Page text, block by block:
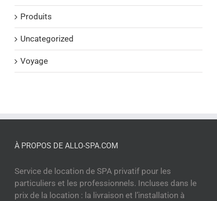
Produits
Uncategorized
Voyage
À PROPOS DE ALLO-SPA.COM
Service de location de SPA privatif pour les
particuliers et les professionnels. Incluses dans le
prix de la location : la livraison et l’installation à